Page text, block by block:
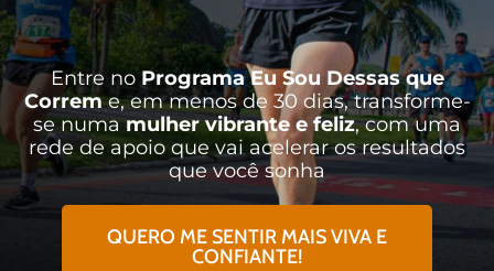
Entre noPrograma Eu Sou Dessas que
Correme, em menos de 30 dias, transforme-
se numamulher vibrante e feliz, com uma
rede de apoio que vai acelerar os resultados
que você sonha
QUERO ME SENTIR MAIS VIVA E
CONFIANTE!